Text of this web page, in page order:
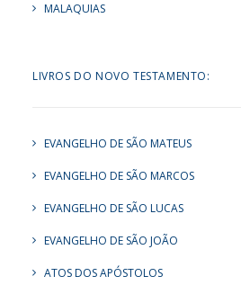
MALAQUIAS
LIVROS DO NOVO TESTAMENTO:
EVANGELHO DE SÃO MATEUS
EVANGELHO DE SÃO MARCOS
EVANGELHO DE SÃO LUCAS
EVANGELHO DE SÃO JOÃO
ATOS DOS APÓSTOLOS